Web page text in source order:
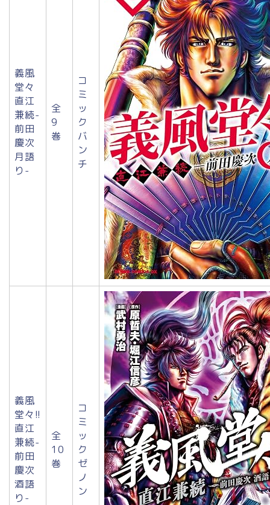
義風
堂々
直江
兼続-
前田
慶次
月語
り-
全
9
巻
コ
ミ
ッ
ク
バ
ン
チ
義風
堂々!!
直江
兼続-
前田
慶次
酒語
り-
全
10
巻
コ
ミ
ッ
ク
ゼ
ノ
ン